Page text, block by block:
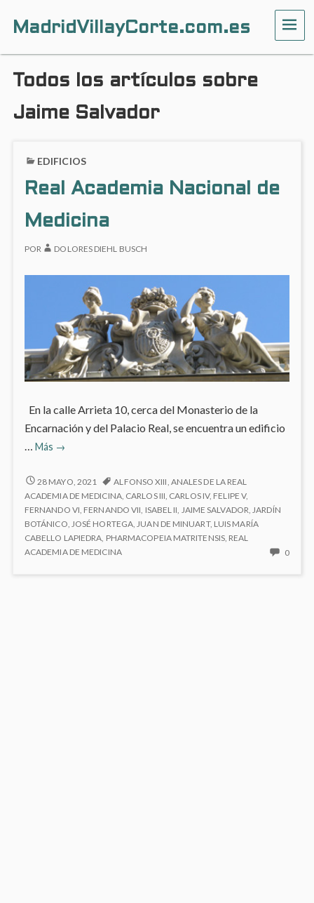
MadridVillayCorte.com.es
Todos los artículos sobre
Jaime Salvador
EDIFICIOS
Real Academia Nacional de
Medicina
POR DOLORES DIEHL BUSCH
En la calle Arrieta 10, cerca del Monasterio de la
Encarnación y del Palacio Real, se encuentra un edificio
… Más
Real
Nacional
de
Medicina
→
REAL
ACADEMIA
NACIONAL
DE
MEDICINA
28 MAYO, 2021 ALFONSO XIII ANALES DE LA REAL
ACADEMIA DE MEDICINA, CARLOS III CARLOS IV, FELIPE V,
FERNANDO VI FERNANDO VII ISABEL II JAIME SALVADOR JARDÍN
BOTÁNICO JOSÉ HORTEGA JUAN DE MINUART, LUIS MARÍA
CABELLO LAPIEDRA PHARMACOPEIA MATRITENSIS, REAL
ACADEMIA DE MEDICINA
0NO